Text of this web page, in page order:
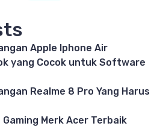
Apple Iphone Air
yang Cocok untuk Software
Realme 8 Pro Yang Harus
Merk Acer Terbaik